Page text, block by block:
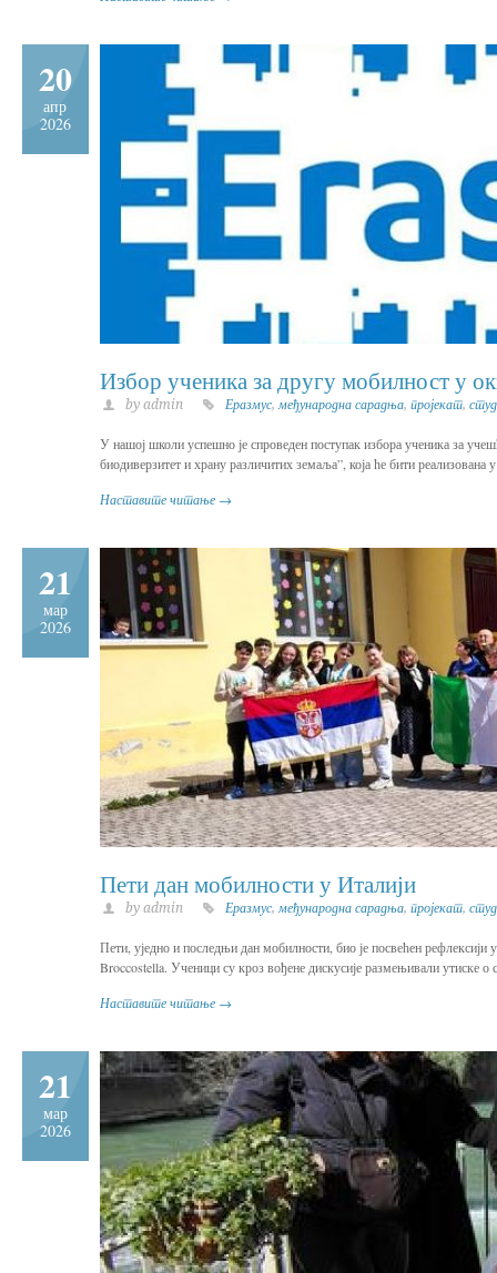
20
апр
2026
Избор ученика за другу мобилност у
by admin Еразмус,међународна сарадња, пројекат,
У нашој школи успешно је спроведен поступак избора ученика за
биодиверзитет и храну различитих земаља”, која ће бити
Наставите читање →
21
мар
2026
Пети дан мобилности у Италији
by admin Еразмус,међународна сарадња, пројекат,
Пети, уједно и последњи дан мобилности, био је посвећен
Broccostella. Ученици су кроз вођене дискусије размењивали утиске
Наставите читање →
21
мар
2026